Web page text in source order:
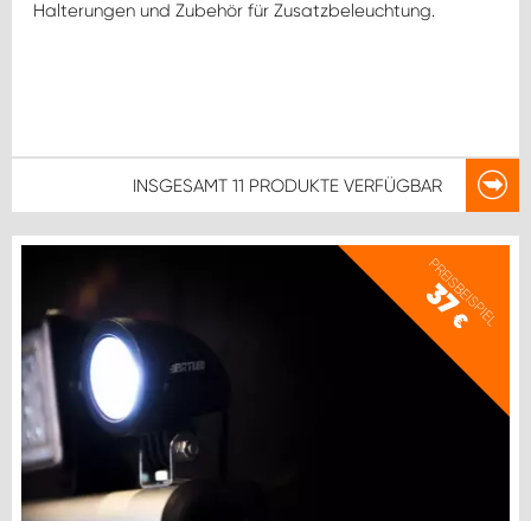
Halterungen und Zubehör für Zusatzbeleuchtung.
INSGESAMT 11 PRODUKTE VERFÜGBAR
PREISBEISPIEL
37
€